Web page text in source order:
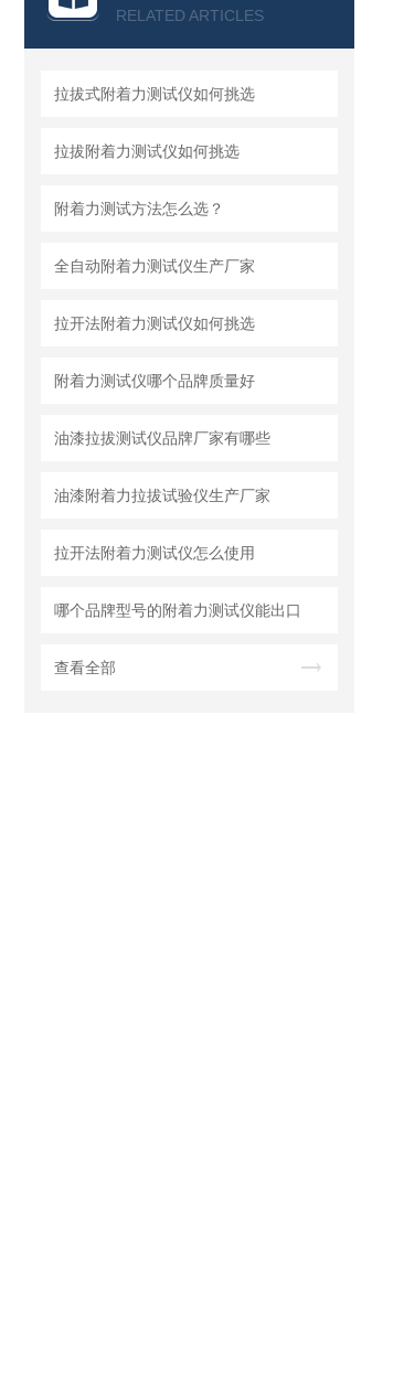
RELATED ARTICLES
拉拔式附着力测试仪如何挑选
拉拔附着力测试仪如何挑选
附着力测试方法怎么选？
全自动附着力测试仪生产厂家
拉开法附着力测试仪如何挑选
附着力测试仪哪个品牌质量好
油漆拉拔测试仪品牌厂家有哪些
油漆附着力拉拔试验仪生产厂家
拉开法附着力测试仪怎么使用
哪个品牌型号的附着力测试仪能出口
查看全部